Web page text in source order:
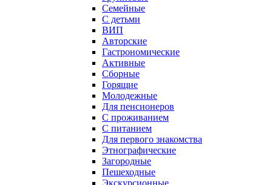
Семейные
С детьми
ВИП
Авторские
Гастрономические
Активные
Сборные
Горящие
Молодежные
Для пенсионеров
С проживанием
С питанием
Для первого знакомства
Этнографические
Загородные
Пешеходные
Экскурсионные